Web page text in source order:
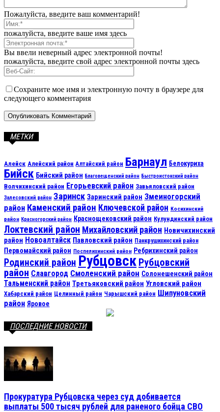
Пожалуйста, введите ваш комментарий!
пожалуйста, введите ваше имя здесь
Вы ввели неверный адрес электронной почты!
пожалуйста, введите свой адрес электронной почты здесь
Сохраните мое имя и электронную почту в браузере для
следующего комментария
МЕТКИ
Алейск Алейский район Алтайский район Барнаул Белокуриха
Бийск Бийский район Благовещенский район Быстроистокский район
Волчихинский район Егорьевский район Завьяловский район
Залесовский район Заринск Заринский район Змеиногорский
район Каменский район Ключевской район Косихинский
район Красногорский район Краснощековский район Кулундинский район
Локтевский район Михайловский район Новичихинский
район Новоалтайск Павловский район Панкрушихинский район
Первомайский район Поспелихинский район Ребрихинский район
Родинский район Рубцовск Рубцовский
район Славгород Смоленский район Солонешенский район
Тальменский район Третьяковский район Угловский район
Хабарский район Целинный район Чарышский район Шипуновский
район Яровое
ПОСЛЕДНИЕ НОВОСТИ
Прокуратура Рубцовска через суд добивается
выплаты 500 тысяч рублей для раненого бойца СВО